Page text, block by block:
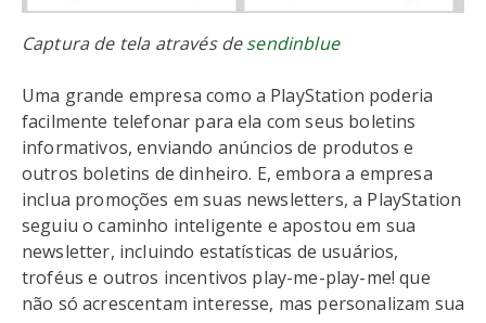
Captura de tela através desendinblue
Uma grande empresa como a PlayStation poderia
facilmente telefonar para ela com seus boletins
informativos, enviando anúncios de produtos e
outros boletins de dinheiro. E, embora a empresa
inclua promoções em suas newsletters, a PlayStation
seguiu o caminho inteligente e apostou em sua
newsletter, incluindo estatísticas de usuários,
troféus e outros incentivos play-me-play-me! que
não só acrescentam interesse, mas personalizam sua